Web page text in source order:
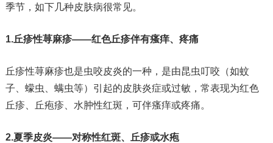
季节，如下几种皮肤病很常见。
1.丘疹性荨麻疹——红色丘疹伴有瘙痒、疼痛
丘疹性荨麻疹也是虫咬皮炎的一种，是由昆虫叮咬（如蚊
子、蠓虫、螨虫等）引起的皮肤炎症或过敏，常表现为红色
丘疹、丘疱疹、水肿性红斑，可伴瘙痒或疼痛。
2.夏季皮炎——对称性红斑、丘疹或水疱